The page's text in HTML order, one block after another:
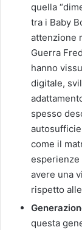
quella
tra i Baby
attenzione
Guerra
hanno
digitale,
spesso
come il
esperienze
avere una
rispetto
questa